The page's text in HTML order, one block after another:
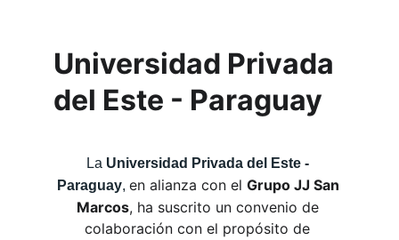
La Universidad Privada del Este -
Paraguay, en alianza con el Grupo JJ San
Marcos, ha suscrito un convenio de
colaboración con el propósito de
Universidad Privada
del Este - Paraguay